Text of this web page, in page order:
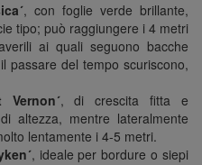
, con foglie verde brillante,
tipo; può raggiungere i 4 metri
ai quali seguono bacche
passare del tempo scuriscono,
Vernon´, di crescita fitta e
altezza, mentre lateralmente
lentamente i 4-5 metri.
, ideale per bordure o siepi